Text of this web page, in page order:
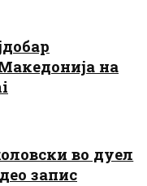
на
во дуел
запис